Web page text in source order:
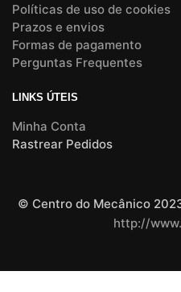
Políticas de uso de cookies
Prazos e envios
Formas de pagamento
Perguntas Frequentes
LINKS ÚTEIS
Minha Conta
Rastrear Pedidos
© Centro do Mecânico
http://